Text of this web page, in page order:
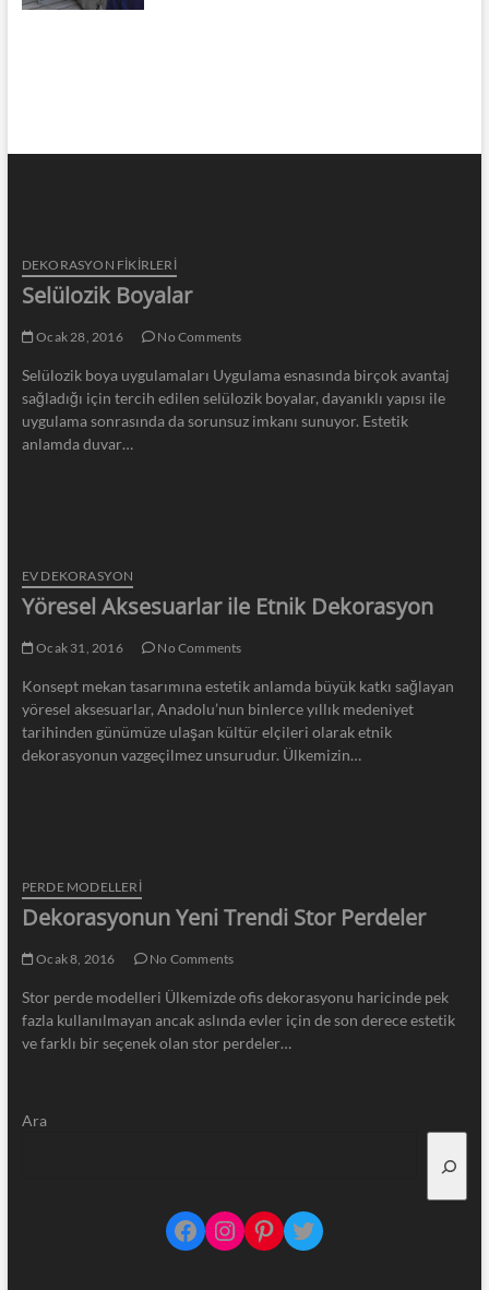
DEKORASYON FİKİRLERİ
Selülozik Boyalar
Ocak 28, 2016 No Comments
Selülozik boya uygulamaları Uygulama esnasında birçok avantaj
sağladığı için tercih edilen selülozik boyalar, dayanıklı yapısı ile
uygulama sonrasında da sorunsuz imkanı sunuyor. Estetik
anlamda duvar…
EV DEKORASYON
Yöresel Aksesuarlar ile Etnik Dekorasyon
Ocak 31, 2016 No Comments
Konsept mekan tasarımına estetik anlamda büyük katkı sağlayan
yöresel aksesuarlar, Anadolu’nun binlerce yıllık medeniyet
tarihinden günümüze ulaşan kültür elçileri olarak etnik
dekorasyonun vazgeçilmez unsurudur. Ülkemizin…
PERDE MODELLERI
Dekorasyonun Yeni Trendi Stor Perdeler
Ocak 8, 2016 No Comments
Stor perde modelleri Ülkemizde ofis dekorasyonu haricinde pek
fazla kullanılmayan ancak aslında evler için de son derece estetik
ve farklı bir seçenek olan stor perdeler…
Ara
Facebook
Instagram
Pinterest
Twitter